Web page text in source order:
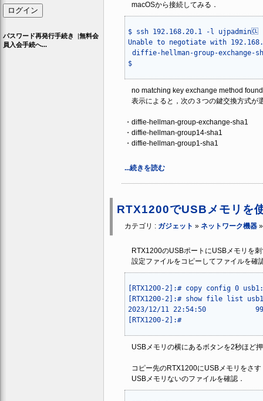
パスワード再発行手続き |無料会
員入会手続へ...
macOSから接続してみる．
$ ssh 192.168.20.1 -l ujpadmin🆑
Unable to negotiate with
diffie-hellman-group-exchange-
no matching key exchange method
表示によると，次の３つの鍵交換方式が
・diffie-hellman-group-exchange-sha1
・diffie-hellman-group14-sha1
・diffie-hellman-group1-sha1
...続きを読む
RTX1200でUSBメモリを
カテゴリ : ガジェット » ネットワーク機器
RTX1200のUSBポートにUSBメモリを
設定ファイルをコピーしてファイルを確
[RTX1200-2]:# copy config 0
[RTX1200-2]:# show file list
2023/12/11 22:54:50
USBメモリの横にあるボタンを2秒ほど
コピー先のRTX1200にUSBメモリをさす
USBメモリないのファイルを確認．